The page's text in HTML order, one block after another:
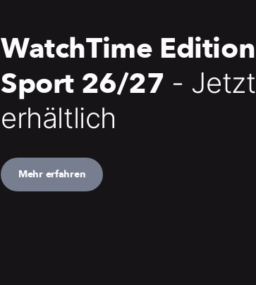
WatchTime Edition
Sport 26/27 - Jetzt
erhältlich
Mehr erfahren